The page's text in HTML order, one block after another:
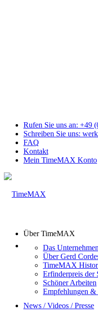
Rufen Sie uns an: +49
Schreiben Sie uns:
FAQ
Kontakt
Mein TimeMAX Konto
Über TimeMAX
Das Unternehmen
Über Gerd
TimeMAX
Erfinderpreis der
Schöner Arbeiten
Empfehlungen
News / Videos / Presse